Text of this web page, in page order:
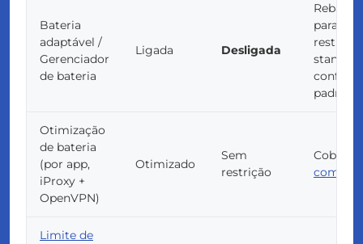
Bateria
adaptável /
Gerenciador
de bateria
Ligada Desligada
Rebaixa
para
restritos
standby
padrões
Otimização
de bateria
(por app,
iProxy +
OpenVPN)
Otimizado
Sem
restrição
Limite de